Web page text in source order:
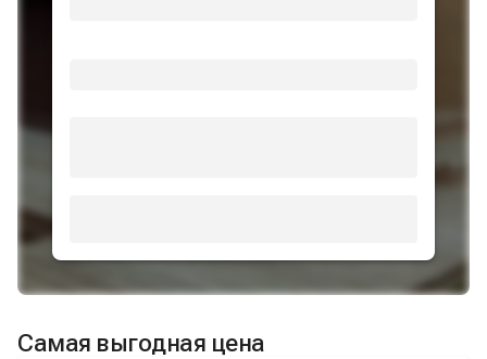
Самая выгодная цена